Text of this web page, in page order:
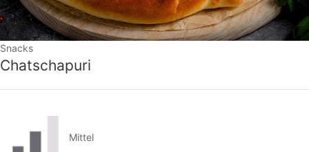
Snacks
Chatschapuri
Mittel